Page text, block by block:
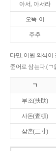
아서, 아서라
오뚝-이
주추
다만, 어원 의식이
준어로 삼는다.(ㄱ
ㄱ
부조(扶助)
사돈(査頓)
삼촌(三寸)